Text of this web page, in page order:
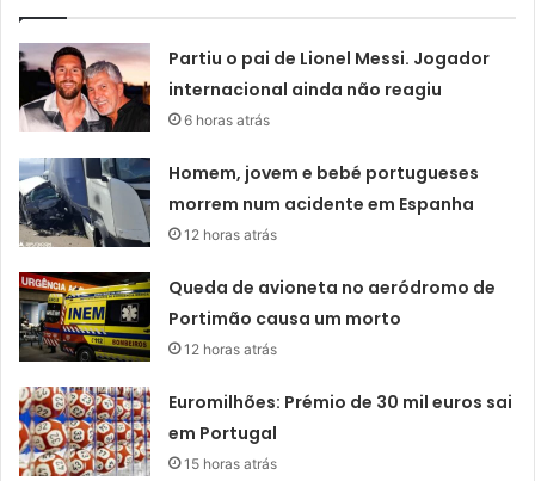
Partiu o pai de Lionel Messi. Jogador
internacional ainda não reagiu
6 horas atrás
Homem, jovem e bebé portugueses
morrem num acidente em Espanha
12 horas atrás
Queda de avioneta no aeródromo de
Portimão causa um morto
12 horas atrás
Euromilhões: Prémio de 30 mil euros sai
em Portugal
15 horas atrás